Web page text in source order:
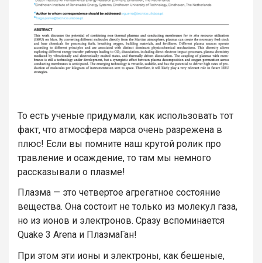
То есть ученые придумали, как использовать тот
факт, что атмосфера марса очень разрежена в
плюс! Если вы помните наш крутой ролик про
травление и осаждение, то там мы немного
рассказывали о плазме!
Плазма — это четвертое агрегатное состояние
вещества. Она состоит не только из молекул газа,
но из ионов и электронов. Сразу вспоминается
Quake 3 Arena и ПлазмаГан!
При этом эти ионы и электроны, как бешеные,